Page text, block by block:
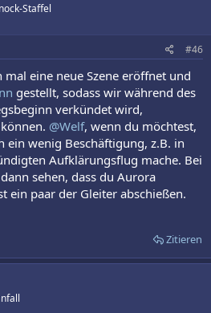
Staffel
#46
eine neue Szene eröffnet und
gestellt, sodass wir während des
verkündet wird,
@Welf, wenn du möchtest,
ein wenig Beschäftigung, z.B. in
Aufklärungsflug mache. Bei
sehen, dass du Aurora
ein paar der Gleiter abschießen.
Zitieren